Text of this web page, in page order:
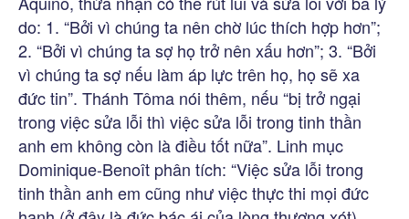
do: 1. “Bởi vì chúng ta nên chờ lúc thích hợp hơn”;
2. “Bởi vì chúng ta sợ họ trở nên xấu hơn”; 3. “Bởi
vì chúng ta sợ nếu làm áp lực trên họ, họ sẽ xa
đức tin”. Thánh Tôma nói thêm, nếu “bị trở ngại
trong việc sửa lỗi thì việc sửa lỗi trong tinh thần
anh em không còn là điều tốt nữa”. Linh mục
Dominique-Benoît phân tích: “Việc sửa lỗi trong
tinh thần anh em cũng như việc thực thi mọi đức